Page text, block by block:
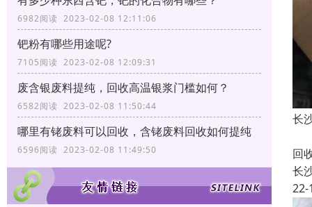
6982阅读 2023-02-08 12:11:06
钯粉有哪些用途呢?
7105阅读 2023-02-08 12:09:31
废含银废料提纯，回收高温银浆门槛如何？
6582阅读 2023-02-08 11:50:44
哪里有铑废料可以回收，含铑废料回收如何提纯
6596阅读 2023-02-08 11:49:50
长
回
长
22-